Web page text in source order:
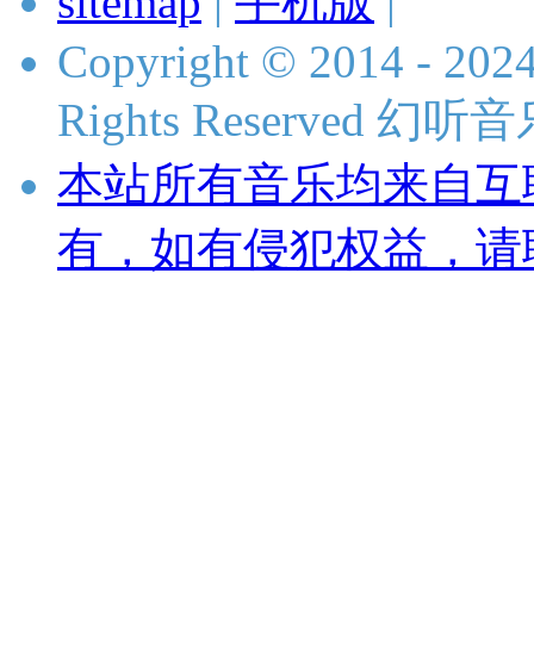
Copyright © 2014 -
Rights Reserved 幻听
本站所有音乐均来自
有，如有侵犯权益，